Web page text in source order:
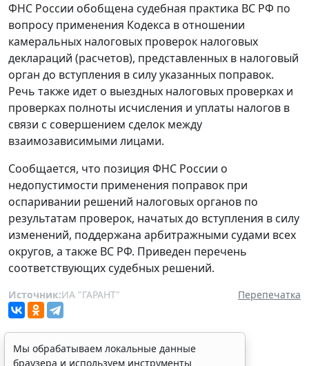
ФНС России обобщена судебная практика ВС РФ по
вопросу применения Кодекса в отношении
камеральных налоговых проверок налоговых
деклараций (расчетов), представленных в налоговый
орган до вступления в силу указанных поправок.
Речь также идет о выездных налоговых проверках и
проверках полноты исчисления и уплаты налогов в
связи с совершением сделок между
взаимозависимыми лицами.
Сообщается, что позиция ФНС России о
недопустимости применения поправок при
оспаривании решений налоговых органов по
результатам проверок, начатых до вступления в силу
изменений, поддержана арбитражными судами всех
округов, а также ВС РФ. Приведен перечень
соответствующих судебных решений.
Источник:ИА "ГАРАНТ" Перепечатка
Мы обрабатываем локальные данные
браузера и используем инструменты